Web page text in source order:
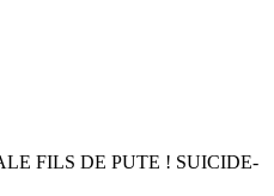
FILS DE PUTE ! SUICIDE-